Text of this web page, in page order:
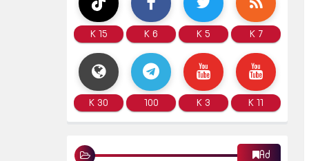
عادل إمام عن زوجته: اتجوزتها بعقلى والعشرة
أكدت أن امراة واحدة مش اربعة
ضلوعه بهجوم إسطنبول
7 K
5 K
6 K
15 K
11 K
3 K
100
30 K
Ad